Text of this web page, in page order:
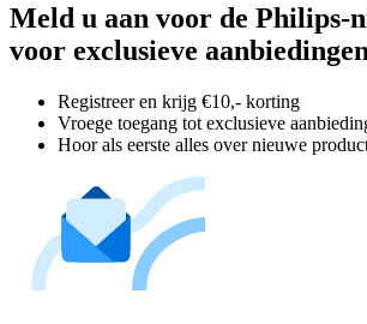
Meld u aan voor de Philips-
voor exclusieve aanbiedingen
Registreer en krijg €10,- korting
Vroege toegang tot exclusieve
Hoor als eerste alles over nieuwe